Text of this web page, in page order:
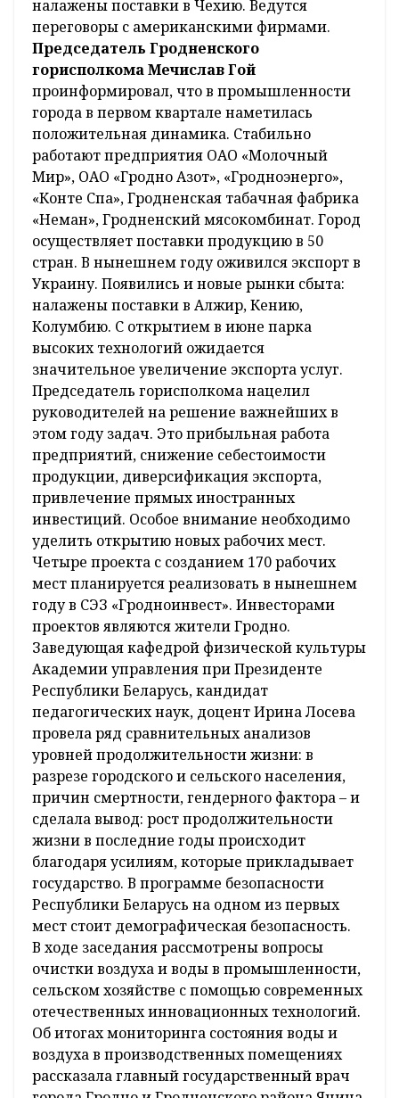
налажены поставки в Чехию. Ведутся
переговоры с американскими фирмами.
Председатель Гродненского
горисполкома Мечислав Гой
проинформировал, что в промышленности
города в первом квартале наметилась
положительная динамика. Стабильно
работают предприятия ОАО «Молочный
Мир», ОАО «Гродно Азот», «Гродноэнерго»,
«Конте Спа», Гродненская табачная фабрика
«Неман», Гродненский мясокомбинат. Город
осуществляет поставки продукцию в 50
стран. В нынешнем году оживился экспорт в
Украину. Появились и новые рынки сбыта:
налажены поставки в Алжир, Кению,
Колумбию. С открытием в июне парка
высоких технологий ожидается
значительное увеличение экспорта услуг.
Председатель горисполкома нацелил
руководителей на решение важнейших в
этом году задач. Это прибыльная работа
предприятий, снижение себестоимости
продукции, диверсификация экспорта,
привлечение прямых иностранных
инвестиций. Особое внимание необходимо
уделить открытию новых рабочих мест.
Четыре проекта с созданием 170 рабочих
мест планируется реализовать в нынешнем
году в СЭЗ «Гродноинвест». Инвесторами
проектов являются жители Гродно.
Заведующая кафедрой физической культуры
Академии управления при Президенте
Республики Беларусь, кандидат
педагогических наук, доцент Ирина Лосева
провела ряд сравнительных анализов
уровней продолжительности жизни: в
разрезе городского и сельского населения,
причин смертности, гендерного фактора – и
сделала вывод: рост продолжительности
жизни в последние годы происходит
благодаря усилиям, которые прикладывает
государство. В программе безопасности
Республики Беларусь на одном из первых
мест стоит демографическая безопасность.
В ходе заседания рассмотрены вопросы
очистки воздуха и воды в промышленности,
сельском хозяйстве с помощью современных
отечественных инновационных технологий.
Об итогах мониторинга состояния воды и
воздуха в производственных помещениях
рассказала главный государственный врач